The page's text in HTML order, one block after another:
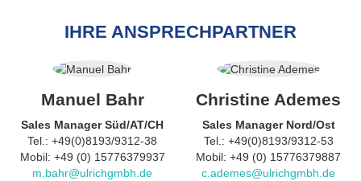
IHRE ANSPRECHPARTNER
Manuel Bahr
Sales Manager Süd/AT/CH
Tel.: +49(0)8193/9312-38
Mobil: +49 (0) 15776379937
m.bahr@ulrichgmbh.de
Christine Ademes
Sales Manager Nord/Ost
Tel.: +49(0)8193/9312-53
Mobil: +49 (0) 15776379887
c.ademes@ulrichgmbh.de